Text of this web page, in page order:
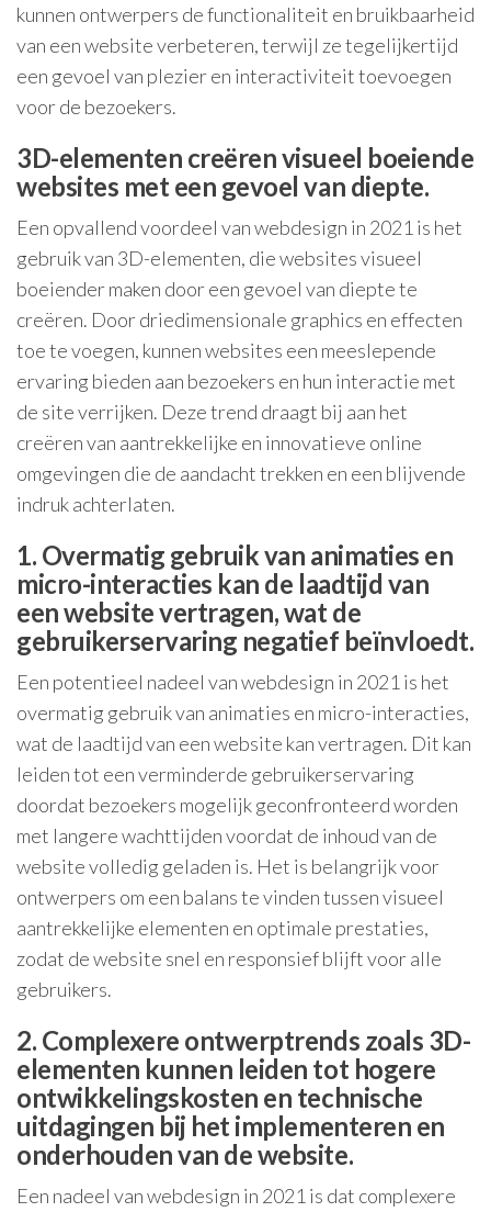
kunnen ontwerpers de functionaliteit en bruikbaarheid
van een website verbeteren, terwijl ze tegelijkertijd
een gevoel van plezier en interactiviteit toevoegen
voor de bezoekers.
3D-elementen creëren visueel boeiende
websites met een gevoel van diepte.
Een opvallend voordeel van webdesign in 2021 is het
gebruik van 3D-elementen, die websites visueel
boeiender maken door een gevoel van diepte te
creëren. Door driedimensionale graphics en effecten
toe te voegen, kunnen websites een meeslepende
ervaring bieden aan bezoekers en hun interactie met
de site verrijken. Deze trend draagt bij aan het
creëren van aantrekkelijke en innovatieve online
omgevingen die de aandacht trekken en een blijvende
indruk achterlaten.
1. Overmatig gebruik van animaties en
micro-interacties kan de laadtijd van
een website vertragen, wat de
gebruikerservaring negatief beïnvloedt.
Een potentieel nadeel van webdesign in 2021 is het
overmatig gebruik van animaties en micro-interacties,
wat de laadtijd van een website kan vertragen. Dit kan
leiden tot een verminderde gebruikerservaring
doordat bezoekers mogelijk geconfronteerd worden
met langere wachttijden voordat de inhoud van de
website volledig geladen is. Het is belangrijk voor
ontwerpers om een balans te vinden tussen visueel
aantrekkelijke elementen en optimale prestaties,
zodat de website snel en responsief blijft voor alle
gebruikers.
2. Complexere ontwerptrends zoals 3D-
elementen kunnen leiden tot hogere
ontwikkelingskosten en technische
uitdagingen bij het implementeren en
onderhouden van de website.
Een nadeel van webdesign in 2021 is dat complexere